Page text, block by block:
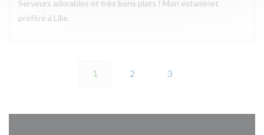
Serveurs adorables et très bons plats ! Mon estaminet
préféré à Lille.
1 2 3